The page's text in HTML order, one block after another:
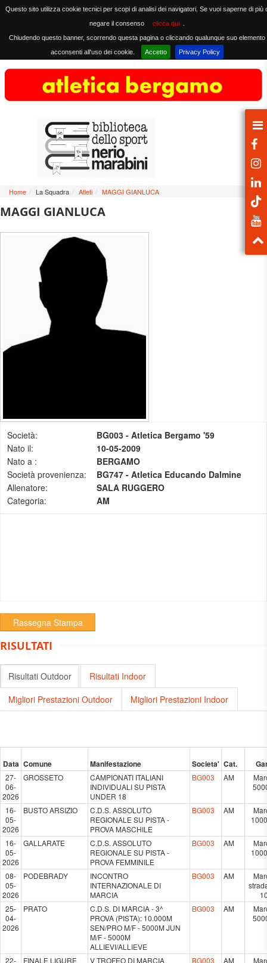
Questo sito utilizza cookie tecnici per scopi di analisi dei navigatori. Se vuoi saperne di più
negare il consenso
clicca qui
Chiudendo questo banner, scorrendo questa pagina o cliccando qualunque suo elemento
acconsenti all'uso dei cookie.
Accetto Privacy Policy
Home / La Squadra / Atleti / MAGGI GIANLUCA
MAGGI GIANLUCA
Società:
BG003 - Atletica Bergamo '59
Nato il:
10-05-2009
Nato a :
BERGAMO
Società provenienza:
BG747 - Atletica Educando Dalmine
Allenatore:
SALA RUGGERO
Categoria:
AM
Rassegna Stampa
RISULTATI
Risultati Outdoor
Risultati Indoor
Migliori Prestazioni Outdoor
Migliori Prestazioni Indoor
Data Comune Manifestazione Societa' Cat.
27-
06-
2026
GROSSETO
CAMPIONATI ITALIANI
INDIVIDUALI SU PISTA
UNDER 18
BG003 AM
16-
05-
2026
BUSTO ARSIZIO
C.D.S. ASSOLUTO
REGIONALE SU PISTA -
PROVA MASCHILE
BG003 AM
16-
05-
2026
GALLARATE
C.D.S. ASSOLUTO
REGIONALE SU PISTA -
PROVA FEMMINILE
BG003 AM
08-
05-
2026
PODEBRADY
INCONTRO
INTERNAZIONALE DI
MARCIA
BG003 AM
25-
04-
2026
PRATO
C.D.S. DI MARCIA - 3^
PROVA (PISTA): 10.000M
SEN/PRO M/F - 5000M JUN
M/F - 5000M
ALLIEVI/ALLIEVE
BG003 AM
22-
FINALE LIGURE
V TROFEO DI MARCIA
BG003 AM